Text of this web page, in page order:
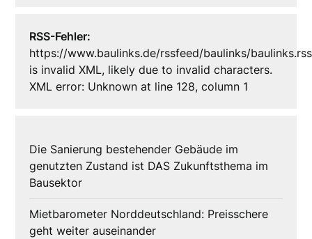
RSS-Fehler:
https://www.baulinks.de/rssfeed/baulinks/baulinks.rss
is invalid XML, likely due to invalid characters.
XML error: Unknown at line 128, column 1
Die Sanierung bestehender Gebäude im
genutzten Zustand ist DAS Zukunftsthema im
Bausektor
Mietbarometer Norddeutschland: Preisschere
geht weiter auseinander